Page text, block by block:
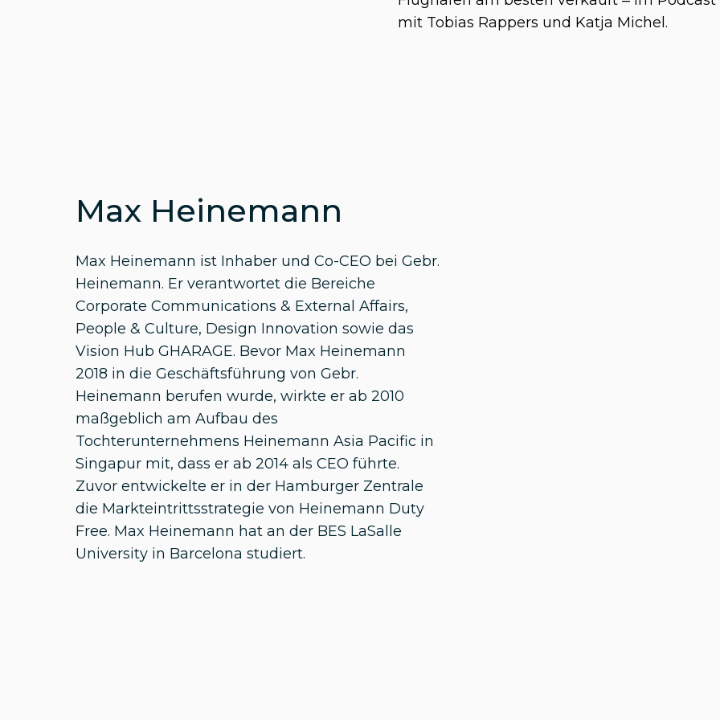
mit Tobias Rappers und Katja Michel.
Max Heinemann
Max Heinemann ist Inhaber und Co-CEO bei Gebr.
Heinemann. Er verantwortet die Bereiche
Corporate Communications & External Affairs,
People & Culture, Design Innovation sowie das
Vision Hub GHARAGE. Bevor Max Heinemann
2018 in die Geschäftsführung von Gebr.
Heinemann berufen wurde, wirkte er ab 2010
maßgeblich am Aufbau des
Tochterunternehmens Heinemann Asia Pacific in
Singapur mit, dass er ab 2014 als CEO führte.
Zuvor entwickelte er in der Hamburger Zentrale
die Markteintrittsstrategie von Heinemann Duty
Free. Max Heinemann hat an der BES LaSalle
University in Barcelona studiert.